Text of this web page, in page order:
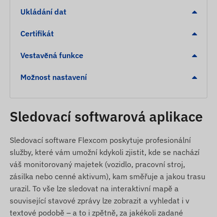
Funkce pípání pro snadnější nalezení mazlíčka.
Výstrahy
nabití.
příjezd do vyhrazené zóny (POI).
Obsah balení
Juneo TK911-SA Pro 4G LTE GPS lokátor na
obojek
USB nabíjecí kabel
Speciální šroubovák a návod k uvedení do
provozu
Pohodlný obojek
Ukládání dat
Certifikát
Vestavěná funkce
Možnost nastavení
Sledovací softwarová aplikace
Sledovací software Flexcom poskytuje profesionální
služby, které vám umožní kdykoli zjistit, kde se nachází
váš monitorovaný majetek (vozidlo, pracovní stroj,
zásilka nebo cenné aktivum), kam směřuje a jakou trasu
urazil. To vše lze sledovat na interaktivní mapě a
související stavové zprávy lze zobrazit a vyhledat i v
textové podobě – a to i zpětně, za jakékoli zadané